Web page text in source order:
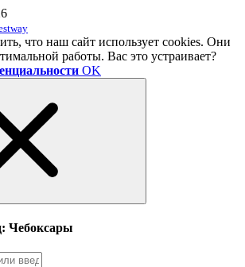
что наш сайт использует cookies. Они
работы. Вас это устраивает?
OK
Чебоксары